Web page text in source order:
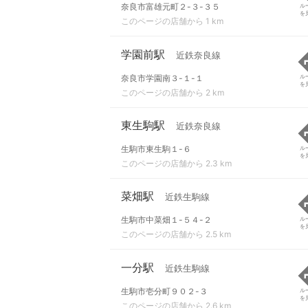
奈良市富雄元町２-３-３５
このページの店舗から 1 km
ル
を
学園前駅 近鉄奈良線
奈良市学園南３-１-１
このページの店舗から 2 km
ル
を
東生駒駅 近鉄奈良線
生駒市東生駒１-６
このページの店舗から 2.3 km
ル
を
菜畑駅 近鉄生駒線
生駒市中菜畑１-５４-２
このページの店舗から 2.5 km
ル
を
一分駅 近鉄生駒線
生駒市壱分町９０２-３
このページの店舗から 2.6 km
ル
を